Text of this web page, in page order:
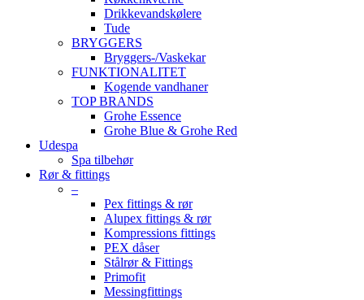
Drikkevandskølere
Tude
BRYGGERS
Bryggers-/Vaskekar
FUNKTIONALITET
Kogende vandhaner
TOP BRANDS
Grohe Essence
Grohe Blue & Grohe Red
Udespa
Spa tilbehør
Rør & fittings
–
Pex fittings & rør
Alupex fittings & rør
Kompressions fittings
PEX dåser
Stålrør & Fittings
Primofit
Messingfittings